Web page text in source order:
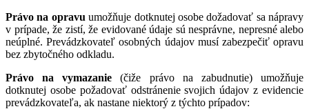
Právo na opravu umožňuje dotknutej osobe dožadovať sa nápravy
v prípade, že zistí, že evidované údaje sú nesprávne, nepresné alebo
neúplné. Prevádzkovateľ osobných údajov musí zabezpečiť opravu
bez zbytočného odkladu.
Právo na vymazanie (čiže právo na zabudnutie) umožňuje
dotknutej osobe požadovať odstránenie svojich údajov z evidencie
prevádzkovateľa, ak nastane niektorý z týchto prípadov: